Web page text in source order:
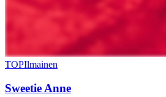
TOPIlmainen
Sweetie Anne